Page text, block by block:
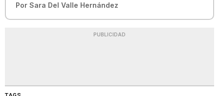
Por Sara Del Valle Hernández
PUBLICIDAD